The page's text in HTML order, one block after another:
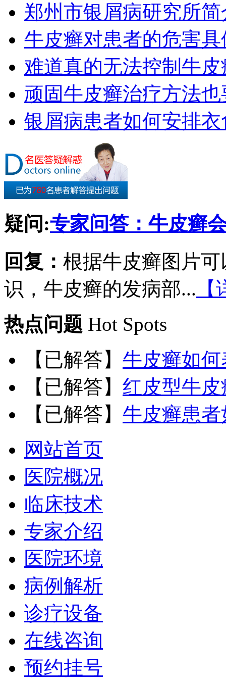
郑州市银屑病研究所简
牛皮癣对患者的危害
难道真的无法控制牛
顽固牛皮癣治疗方法也
银屑病患者如何安排
疑问:专家问答：牛皮癣
回复： 根据牛皮癣图片
识，牛皮癣的发病部...
热点问题 Hot Spots
【已解答】 牛皮癣如
【已解答】 红皮型牛
【已解答】 牛皮癣患
网站首页
医院概况
临床技术
专家介绍
医院环境
病例解析
诊疗设备
在线咨询
预约挂号